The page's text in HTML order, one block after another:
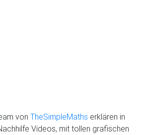
von TheSimpleMaths erklären in
Videos, mit tollen grafischen